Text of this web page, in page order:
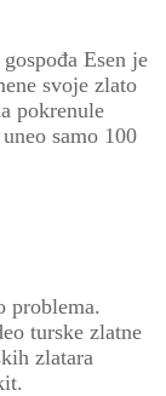
Esen je
svoje zlato
pokrenule
samo 100
problema.
turske zlatne
zlatara